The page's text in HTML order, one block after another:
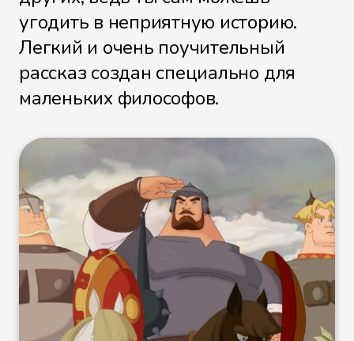
угодить в неприятную историю.
Легкий и очень поучительный
рассказ создан специально для
маленьких философов.